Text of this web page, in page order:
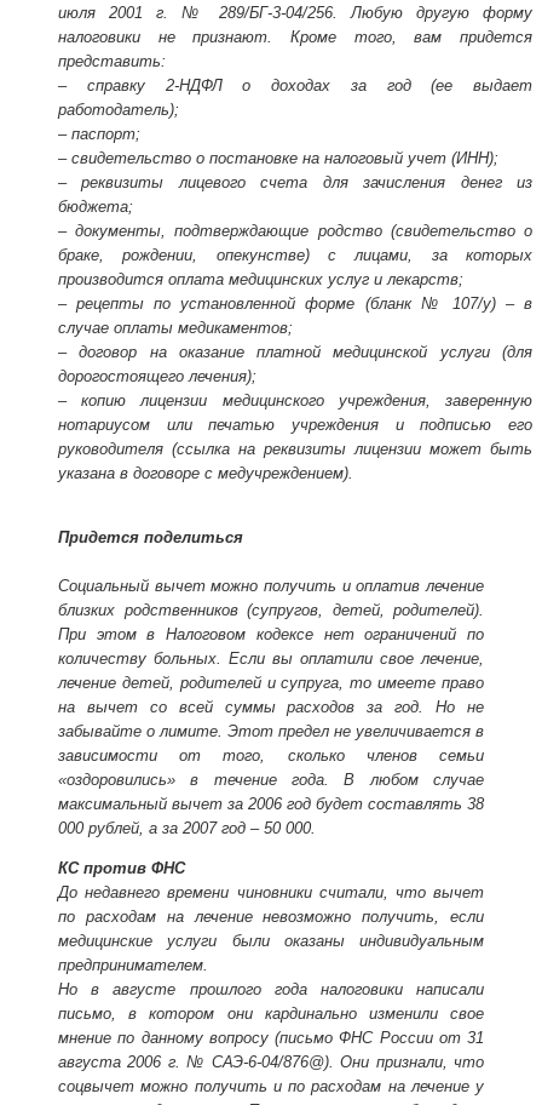
июля 2001 г. № 289/БГ-3-04/256. Любую другую форму
налоговики не признают. Кроме того, вам придется
представить:
– справку 2-НДФЛ о доходах за год (ее выдает
работодатель);
– паспорт;
– свидетельство о постановке на налоговый учет (ИНН);
– реквизиты лицевого счета для зачисления денег из
бюджета;
– документы, подтверждающие родство (свидетельство о
браке, рождении, опекунстве) с лицами, за которых
производится оплата медицинских услуг и лекарств;
– рецепты по установленной форме (бланк № 107/у) – в
случае оплаты медикаментов;
– договор на оказание платной медицинской услуги (для
дорогостоящего лечения);
– копию лицензии медицинского учреждения, заверенную
нотариусом или печатью учреждения и подписью его
руководителя (ссылка на реквизиты лицензии может быть
указана в договоре с медучреждением).
Придется поделиться
Социальный вычет можно получить и оплатив лечение
близких родственников (супругов, детей, родителей).
При этом в Налоговом кодексе нет ограничений по
количеству больных. Если вы оплатили свое лечение,
лечение детей, родителей и супруга, то имеете право
на вычет со всей суммы расходов за год. Но не
забывайте о лимите. Этот предел не увеличивается в
зависимости от того, сколько членов семьи
«оздоровились» в течение года. В любом случае
максимальный вычет за 2006 год будет составлять 38
000 рублей, а за 2007 год – 50 000.
КС против ФНС
До недавнего времени чиновники считали, что вычет
по расходам на лечение невозможно получить, если
медицинские услуги были оказаны индивидуальным
предпринимателем.
Но в августе прошлого года налоговики написали
письмо, в котором они кардинально изменили свое
мнение по данному вопросу (письмо ФНС России от 31
августа 2006 г. № САЭ-6-04/876@). Они признали, что
соцвычет можно получить и по расходам на лечение у